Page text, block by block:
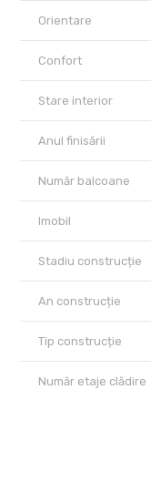
Orientare
Confort
Stare interior
Anul finisării
Număr balcoane
Imobil
Stadiu construcție
An construcție
Tip construcție
Număr etaje clădire